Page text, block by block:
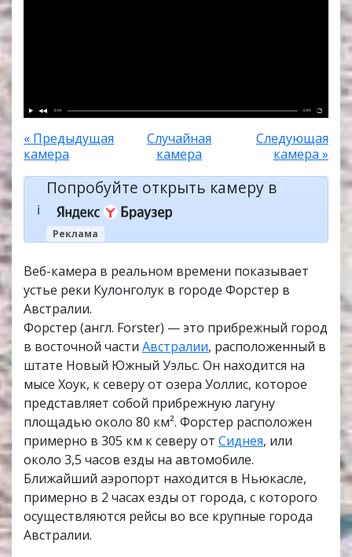
0:00 0:00
« Предыдущая
камера
Случайная
камера
Следующая
камера »
ℹ️
Попробуйте открыть камеру в
Реклама
Веб-камера в реальном времени показывает
устье реки Кулонголук в городе Форстер в
Австралии.
Форстер (англ. Forster) — это прибрежный город
в восточной части Австралии, расположенный в
штате Новый Южный Уэльс. Он находится на
мысе Хоук, к северу от озера Уоллис, которое
представляет собой прибрежную лагуну
площадью около 80 км². Форстер расположен
примерно в 305 км к северу от Сиднея, или
около 3,5 часов езды на автомобиле.
Ближайший аэропорт находится в Ньюкасле,
примерно в 2 часах езды от города, с которого
осуществляются рейсы во все крупные города
Австралии.